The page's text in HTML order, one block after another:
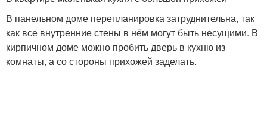
В панельном доме перепланировка затруднительна, так
как все внутренние стены в нём могут быть несущими. В
кирпичном доме можно пробить дверь в кухню из
комнаты, а со стороны прихожей заделать.